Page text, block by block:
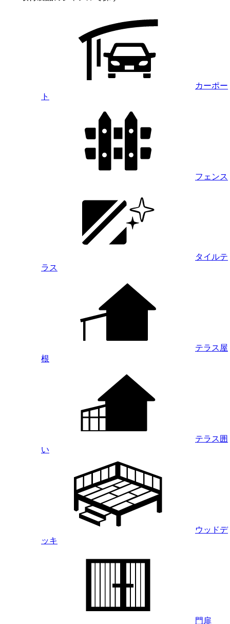
カーポー
ト
フェンス
タイルテ
ラス
テラス屋
根
テラス囲
い
ウッドデ
ッキ
門扉